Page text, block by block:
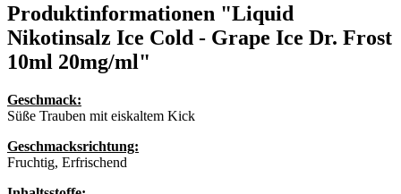
Produktinformationen "Liquid
Nikotinsalz Ice Cold - Grape Ice Dr. Frost
10ml 20mg/ml"
Geschmack:
Süße Trauben mit eiskaltem Kick
Geschmacksrichtung:
Fruchtig, Erfrischend